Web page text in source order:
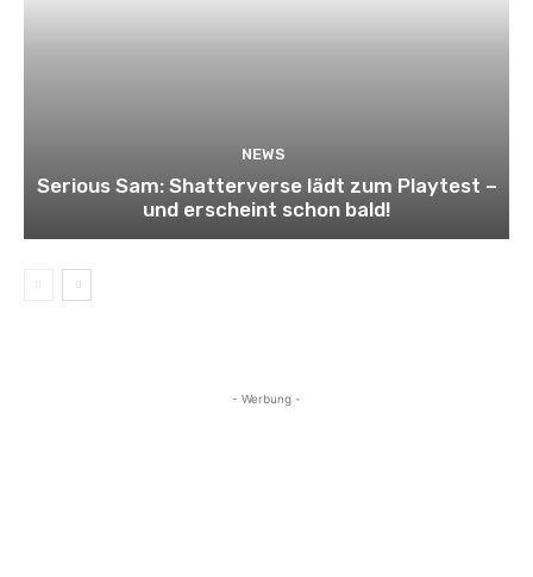
NEWS
Serious Sam: Shatterverse lädt zum Playtest –
und erscheint schon bald!
- Werbung -